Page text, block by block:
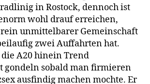
in Rostock, dennoch ist
wohl drauf erreichen,
rein unmittelbarer Gemeinschaft
zwei Auffahrten hat.
A20 hinein Trend
gondeln sobald man firmieren
ausfindig machen mochte. Er